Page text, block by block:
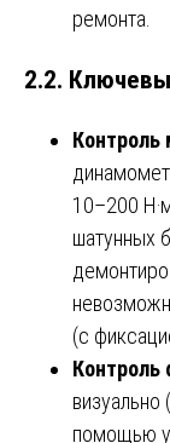
ремонта.
2.2.
Контроль
10–200
шатунных
(с
Контроль
помощью